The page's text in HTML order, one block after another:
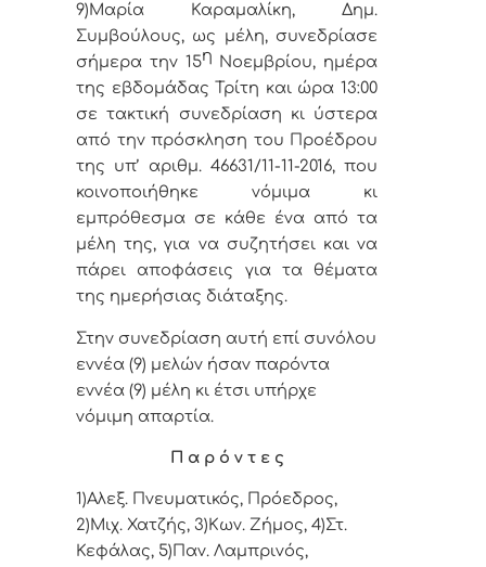
9)Μαρία Καραμαλίκη, Δημ.
Συμβούλους, ως μέλη, συνεδρίασε
σήμερα την 15η Νοεμβρίου, ημέρα
της εβδομάδας Τρίτη και ώρα 13:00
σε τακτική συνεδρίαση κι ύστερα
από την πρόσκληση του Προέδρου
της υπ’ αριθμ. 46631/11-11-2016, που
κοινοποιήθηκε νόμιμα κι
εμπρόθεσμα σε κάθε ένα από τα
μέλη της, για να συζητήσει και να
πάρει αποφάσεις για τα θέματα
της ημερήσιας διάταξης.
Στην συνεδρίαση αυτή επί συνόλου
εννέα (9) μελών ήσαν παρόντα
εννέα (9) μέλη κι έτσι υπήρχε
νόμιμη απαρτία.
Π α ρ ό ν τ ε ς
1)Αλεξ. Πνευματικός, Πρόεδρος,
2)Μιχ. Χατζής, 3)Κων. Ζήμος, 4)Στ.
Κεφάλας, 5)Παν. Λαμπρινός,